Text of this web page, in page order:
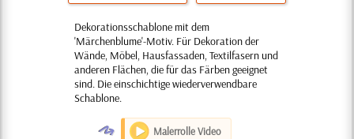
Dekorationsschablone mit dem
'Märchenblume'-Motiv. Für Dekoration der
Wände, Möbel, Hausfassaden, Textilfasern und
anderen Flächen, die für das Färben geeignet
sind. Die einschichtige wiederverwendbare
Schablone.
O Malerrolle Video